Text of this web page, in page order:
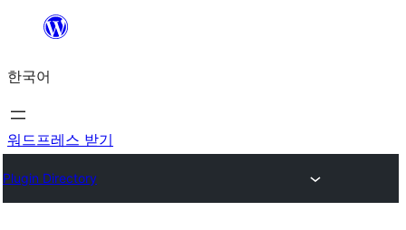
츠
로
바
가
한국어
워드프레스 받기
Plugin Directory